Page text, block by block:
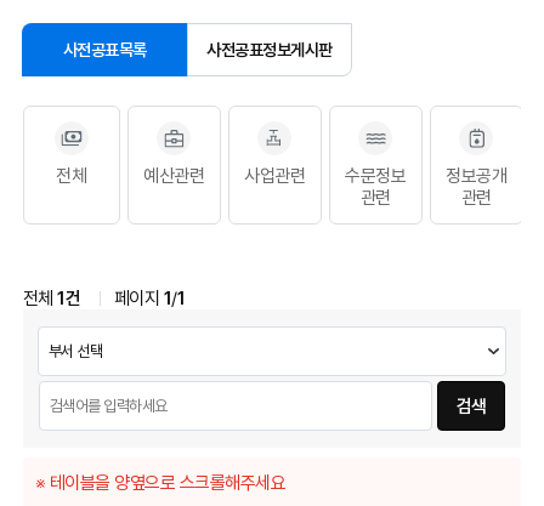
사전공표목록 사전공표정보게시판
전체 예산관련 사업관련
수문정보
관련
정보공개
관련
전체1건 페이지 1/1
검색
※ 테이블을 양옆으로 스크롤해주세요